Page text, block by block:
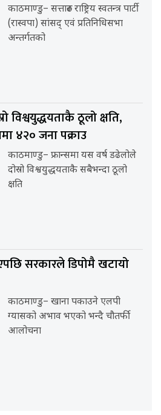
काठमाण्डु– सत्तारुढ राष्ट्रिय स्वतन्त्र पार्टी
(रास्वपा) सांसद् एवं प्रतिनिधिसभा
अन्तर्गतको
विश्वयुद्धयताकै ठूलो क्षति,
४२० जना पक्राउ
काठमाण्डु– फ्रान्समा यस वर्ष डढेलोले
दोस्रो विश्वयुद्धयताकै सबैभन्दा ठूलो
क्षति
सरकारले डिपोमै खटायो
काठमाण्डु– खाना पकाउने एलपी
ग्यासको अभाव भएको भन्दै चौतर्फी
आलोचना